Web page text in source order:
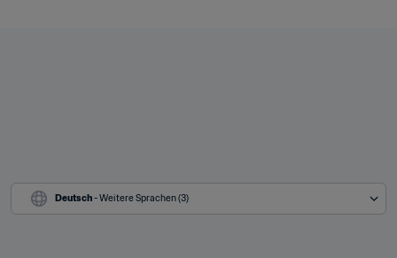
Deutsch - Weitere Sprachen (3)